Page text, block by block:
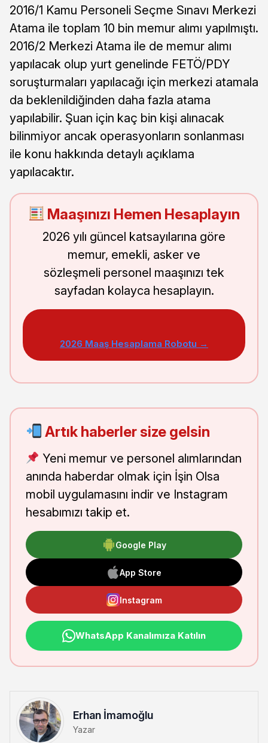
2016/1 Kamu Personeli Seçme Sınavı Merkezi
Atama ile toplam 10 bin memur alımı yapılmıştı.
2016/2 Merkezi Atama ile de memur alımı
yapılacak olup yurt genelinde FETÖ/PDY
soruşturmaları yapılacağı için merkezi atamala
da beklenildiğinden daha fazla atama
yapılabilir. Şuan için kaç bin kişi alınacak
bilinmiyor ancak operasyonların sonlanması
ile konu hakkında detaylı açıklama
yapılacaktır.
Maaşınızı Hemen Hesaplayın
2026 yılı güncel katsayılarına göre
memur, emekli, asker ve
sözleşmeli personel maaşınızı tek
sayfadan kolayca hesaplayın.
2026 Maaş Hesaplama Robotu →
Artık haberler size gelsin
Yeni memur ve personel alımlarından
anında haberdar olmak için İşin Olsa
mobil uygulamasını indir ve Instagram
hesabımızı takip et.
Google Play
App Store
Instagram
WhatsApp Kanalımıza Katılın
Erhan İmamoğlu
Yazar